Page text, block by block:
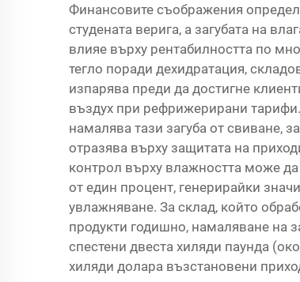
Финансовите съображения
студената верига, а загубата на
влияе върху рентабилността по
тегло поради дехидратация,
изпарява преди да достигне
въздух при рефрижерирани
намалява тази загуба от свиване,
отразява върху защитата на
контрол върху влажността може
от един процент, генерирайки
увлажняване. За склад, който
продукти годишно, намаляване на
спестени двеста хиляди паунда
хиляди долара възстановени